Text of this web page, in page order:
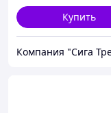
Купить
Компания "Сига